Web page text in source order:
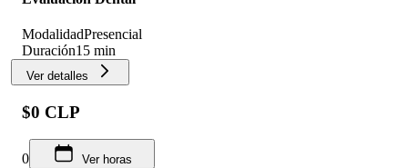
ModalidadPresencial
Duración15 min
Ver detalles
$0 CLP
0 Ver horas